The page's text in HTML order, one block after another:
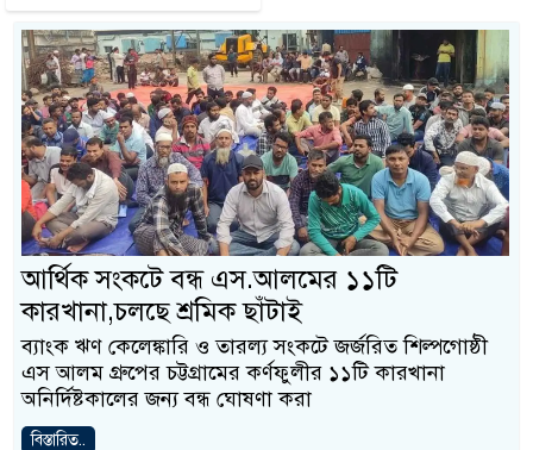
আর্থিক সংকটে বন্ধ এস.আলমের ১১টি
কারখানা,চলছে শ্রমিক ছাঁটাই
ব্যাংক ঋণ কেলেঙ্কারি ও তারল্য সংকটে জর্জরিত শিল্পগোষ্ঠী
এস আলম গ্রুপের চট্টগ্রামের কর্ণফুলীর ১১টি কারখানা
অনির্দিষ্টকালের জন্য বন্ধ ঘোষণা করা
বিস্তারিত..